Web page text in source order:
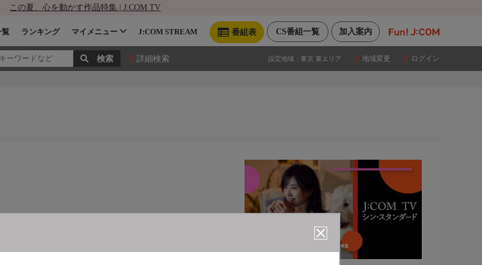
この夏、心を動かす作品特集 | J:COM TV
加入案内
CS番組一覧
番組表
覧 ランキング マイメニュー J:COM STREAM
詳細検索 設定地域： 東京 東エリア 地域変更 ログイン